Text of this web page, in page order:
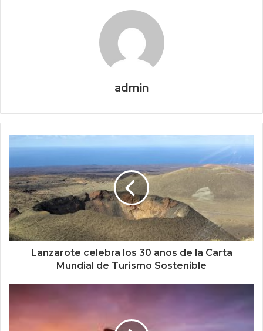
admin
Lanzarote celebra los 30 años de la Carta
Mundial de Turismo Sostenible